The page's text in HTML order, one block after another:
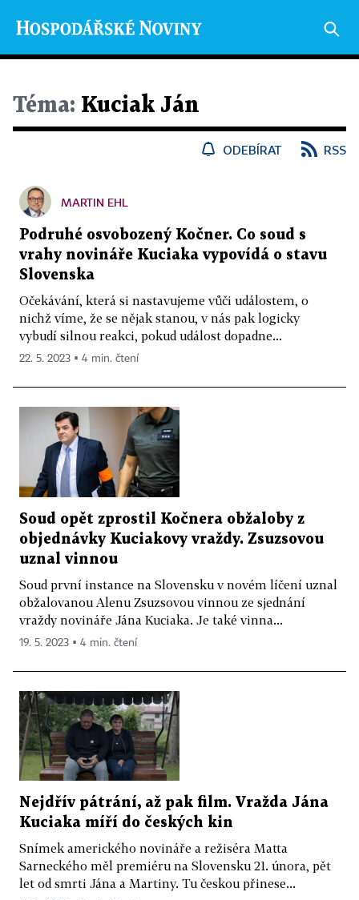
Téma: Kuciak Ján
ODEBÍRAT RSS
MARTIN EHL
Podruhé osvobozený Kočner. Co soud s
vrahy novináře Kuciaka vypovídá o stavu
Slovenska
Očekávání, která si nastavujeme vůči událostem, o
nichž víme, že se nějak stanou, v nás pak logicky
vybudí silnou reakci, pokud událost dopadne...
22. 5. 2023 ▪ 4 min. čtení
Soud opět zprostil Kočnera obžaloby z
objednávky Kuciakovy vraždy. Zsuzsovou
uznal vinnou
Soud první instance na Slovensku v novém líčení uznal
obžalovanou Alenu Zsuzsovou vinnou ze sjednání
vraždy novináře Jána Kuciaka. Je také vinna...
19. 5. 2023 ▪ 4 min. čtení
Nejdřív pátrání, až pak film. Vražda Jána
Kuciaka míří do českých kin
Snímek amerického novináře a režiséra Matta
Sarneckého měl premiéru na Slovensku 21. února, pět
let od smrti Jána a Martiny. Tu českou přinese...